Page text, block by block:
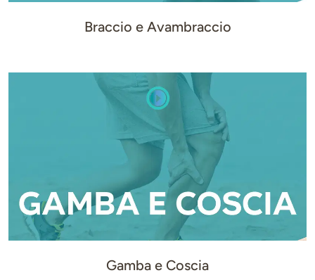
Braccio e Avambraccio
Gamba e Coscia